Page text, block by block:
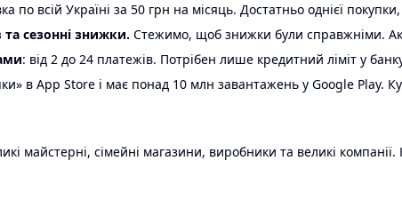
всій Україні за 50 грн на місяць. Достатньо однієї
та сезонні знижки. Стежимо, щоб знижки були справжніми.
: від 2 до 24 платежів. Потрібен лише кредитний ліміт у
в App Store і має понад 10 млн завантажень у Google Play.
майстерні, сімейні магазини, виробники та великі